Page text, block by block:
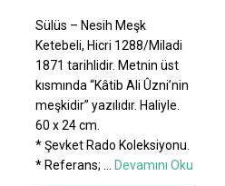
Sülüs – Nesih Meşk
Ketebeli, Hicri 1288/Miladi
1871 tarihlidir. Metnin üst
kısmında “Kâtib Ali Ûzni’nin
meşkidir” yazılıdır. Haliyle.
60 x 24 cm.
* Şevket Rado Koleksiyonu.
* Referans;
Devamını Oku